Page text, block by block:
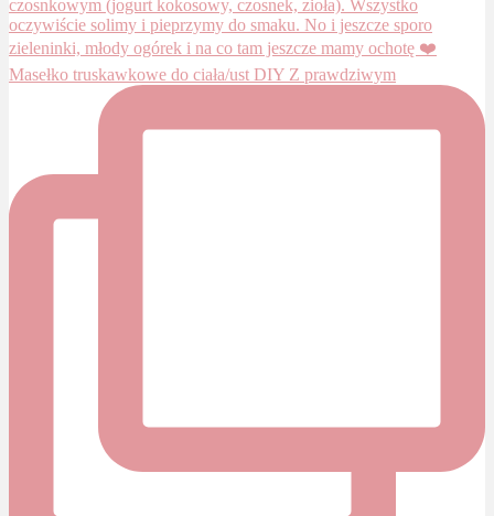
Masełko truskawkowe do ciała/ust DIY Z prawdziwym